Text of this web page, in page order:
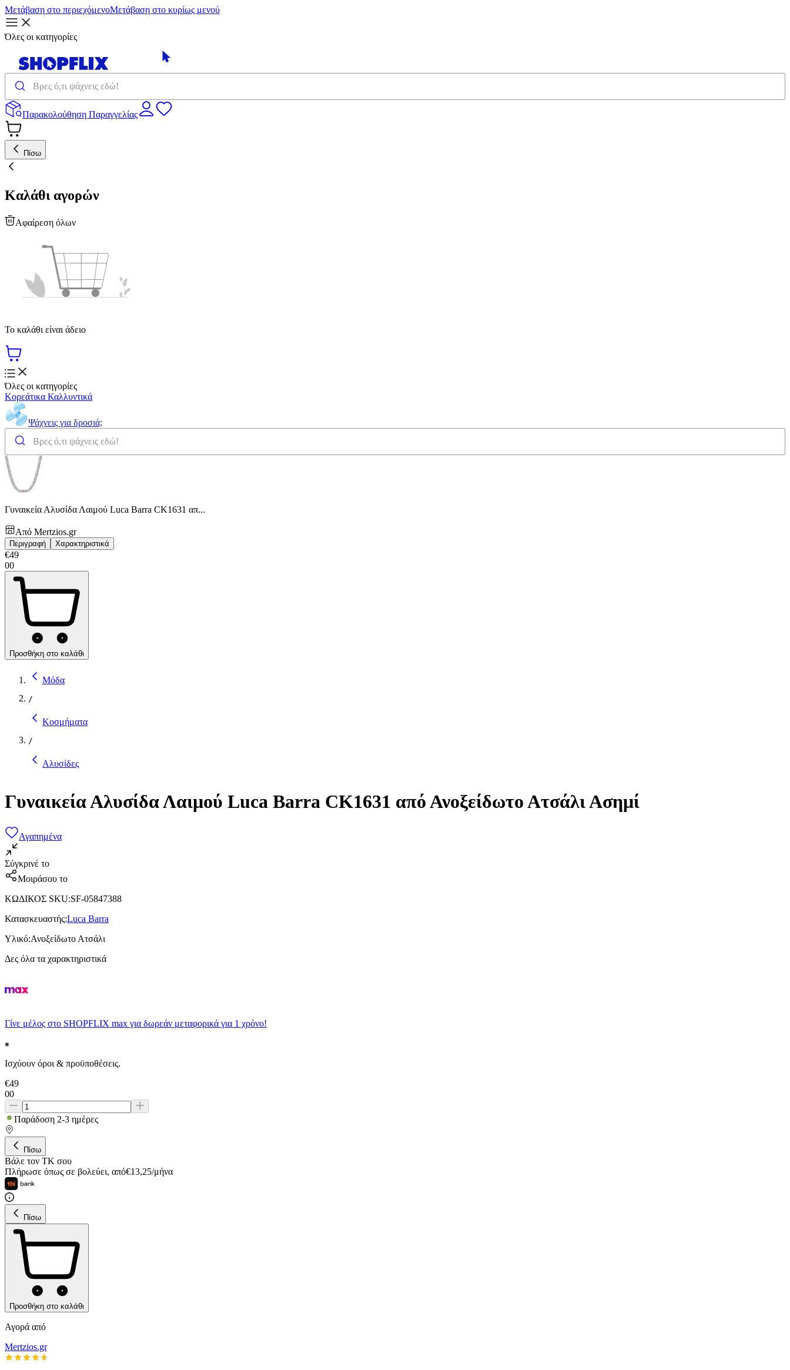
Μετάβαση στο περιεχόμενοΜετάβαση στο κυρίως μενού
Όλες οι κατηγορίες
Παρακολούθηση Παραγγελίας
Πίσω
Καλάθι αγορών
Αφαίρεση όλων
Το καλάθι είναι άδειο
Όλες οι κατηγορίες
Κορεάτικα Καλλυντικά
Ψάχνεις για δροσιά;
Γυναικεία Αλυσίδα Λαιμού Luca Barra CΚ1631 απ...
Από Mertzios.gr
Περιγραφή Χαρακτηριστικά
€49
00
Προσθήκη στο καλάθι
Μόδα
/
Κοσμήματα
/
Αλυσίδες
Γυναικεία Αλυσίδα Λαιμού Luca Barra CΚ1631 από Ανοξείδωτο Ατσάλι Ασημί
Αγαπημένα
Σύγκρινέ το
Μοιράσου το
ΚΩΔΙΚΟΣ SKU:SF-05847388
Κατασκευαστής:Luca Barra
Υλικό:Ανοξείδωτο Ατσάλι
Δες όλα τα χαρακτηριστικά
Γίνε μέλος στο SHOPFLIX max για δωρεάν μεταφορικά για 1 χρόνο!
Ισχύουν όροι & προϋποθέσεις.
€49
00
Παράδοση 2-3 ημέρες
Πίσω
Βάλε τον ΤΚ σου
Πλήρωσε όπως σε βολεύει, από€13,25/μήνα
Πίσω
Προσθήκη στο καλάθι
Αγορά από
Mertzios.gr